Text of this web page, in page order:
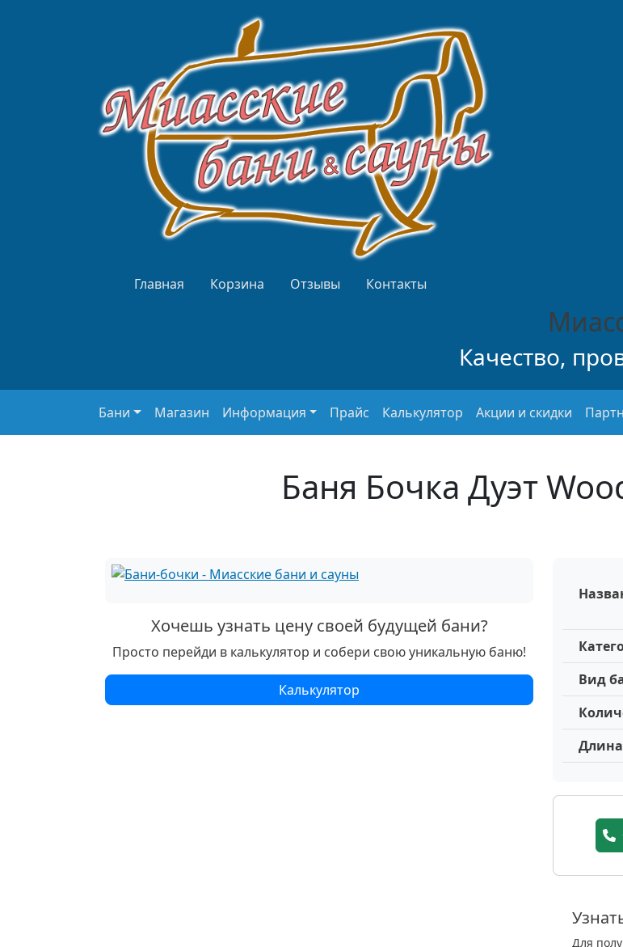
Верхнее меню
Главная Корзина Отзывы Контакты
Качество,
Основная навигация
Бани Магазин Информация Прайс Калькулятор Акции и скидки
Баня Бочка Дуэт
Хочешь узнать цену своей будущей бани?
Просто перейди в калькулятор и собери свою уникальную баню!
Калькулятор
Вид
Для